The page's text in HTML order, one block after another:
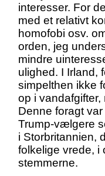
interesser. For
med et relativt
homofobi osv.
orden, jeg
mindre
ulighed. I Irland,
simpelthen ikke
op i vandafgifter,
Denne foragt
Trump-vælgere
i Storbritannien,
folkelige vrede, i
stemmerne.